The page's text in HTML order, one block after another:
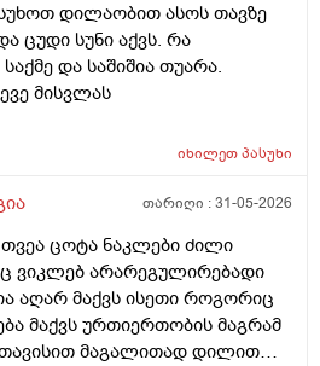
დაჭიმვასაც ვგრძნობსავით
დილაობით ასოს თავზე
ცუდი სუნი აქვს. რა
და საშიშია თუარა.
მისვლას
იხილეთპასუხი
თარიღი :31-05-2026
ცოტა ნაკლები ძილი
ვიკლებ არარეგულირებადი
აღარ მაქვს ისეთი როგორიც
მაქვს ურთიერთობის მაგრამ
თავისით მაგალითად დილით